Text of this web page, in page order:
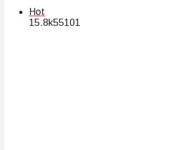
Hot
15.8k55101